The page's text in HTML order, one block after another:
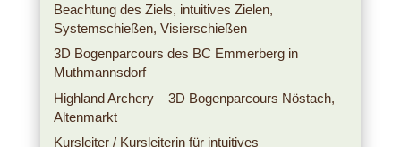
Beachtung des Ziels, intuitives Zielen,
Systemschießen, Visierschießen
3D Bogenparcours des BC Emmerberg in
Muthmannsdorf
Highland Archery – 3D Bogenparcours Nöstach,
Altenmarkt
Kursleiter / Kursleiterin für intuitives